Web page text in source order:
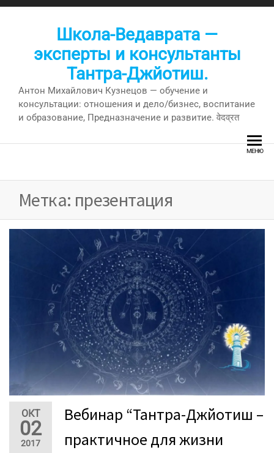
Перейти
Школа-Ведаврата —
эксперты и консультанты
Тантра-Джйотиш.
Антон Михайлович Кузнецов — обучение и
консультации: отношения и дело/бизнес, воспитание
и образование, Предназначение и развитие. वेदव्रत
МЕНЮ
Метка: презентация
ОКТ
02
2017
Вебинар “Тантра-Джйотиш –
практичное для жизни